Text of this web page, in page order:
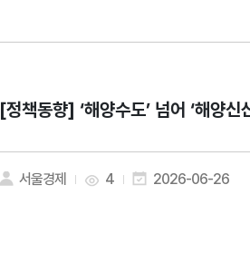
[정책동향] ‘해양수도’ 넘어 ‘해양
서울경제 4 2026-06-26